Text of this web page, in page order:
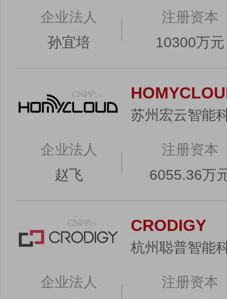
企业法人
孙宜培
注册资本
10300万元
苏州宏云智能
企业法人
赵飞
注册资本
6055.36万
CRODIGY
杭州聪普智能
企业法人
注册资本